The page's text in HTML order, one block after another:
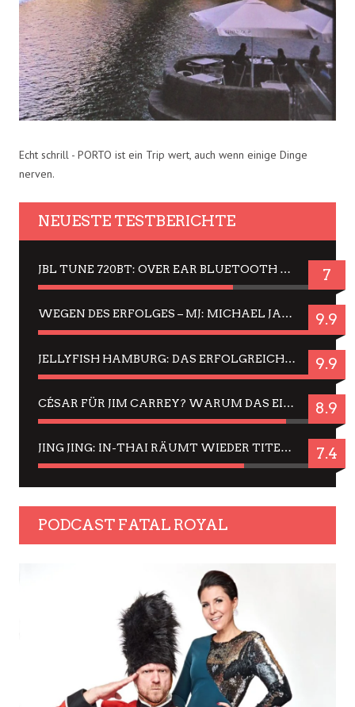
Echt schrill - PORTO ist ein Trip wert, auch wenn einige Dinge
nerven.
NEUESTE TESTBERICHTE
JBL TUNE 720BT: OVER EAR BLUETOOTH KOPFHÖRER UM DIE 50,-€ IM DAUER-TEST 7
WEGEN DES ERFOLGES – MJ: MICHAEL JACKSON MUSICAL IN EINER MATINEE SEHEN 9.9
JELLYFISH HAMBURG: DAS ERFOLGREICHE SOMMER-MENÜ 2025 IN GEFÜHLEN UND BILDERN 9.9
CÉSAR FÜR JIM CARREY? WARUM DAS EINER DER NERVIGSTEN ACTORS IST UND BLEIBT 8.9
JING JING: IN-THAI RÄUMT WIEDER TITEL AB – EIN ZWEI-STUNDEN-ERLEBNISBERICHT 7.4
PODCAST FATAL ROYAL